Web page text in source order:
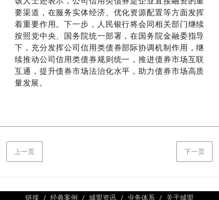
要渠道，在服务实体经济、优化资源配置等方面发挥
着重要作用。下一步，人民银行将会同相关部门继续
按照党中央、国务院统一部署，在国务院金融委指导
下，充分发挥公司信用类债券部际协调机制作用，继
续推动公司信用类债券规则统一，推进债券市场互联
互通，提升债券市场法治化水平，助力债券市场高质
量发展。
上一页 下一页
链接 经典案例 城盟资讯 业务体系
关于城盟